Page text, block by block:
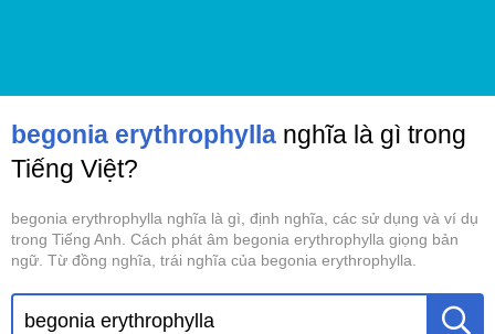
begonia erythrophylla nghĩa là gì trong
Tiếng Việt?
begonia erythrophylla nghĩa là gì, định nghĩa, các sử dụng và ví dụ
trong Tiếng Anh. Cách phát âm begonia erythrophylla giọng bản
ngữ. Từ đồng nghĩa, trái nghĩa của begonia erythrophylla.